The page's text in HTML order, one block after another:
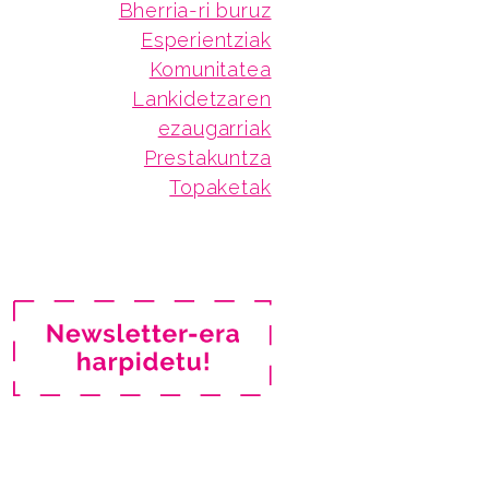
Bherria-ri buruz
Esperientziak
Komunitatea
Lankidetzaren
ezaugarriak
Prestakuntza
Topaketak